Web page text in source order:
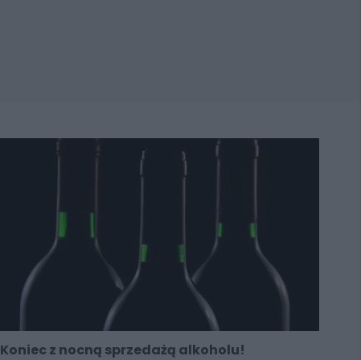
Koniec z nocną sprzedażą alkoholu!